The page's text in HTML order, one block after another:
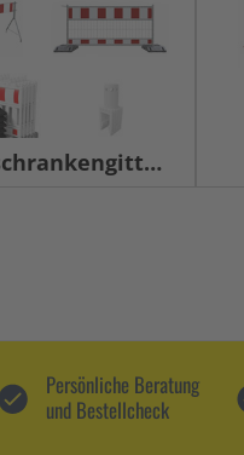
Persönliche Beratung
und Bestellcheck